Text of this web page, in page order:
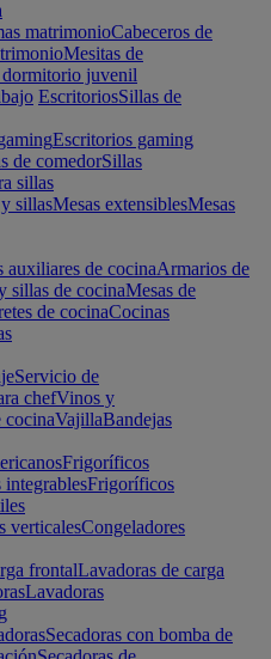
matrimonioCabeceros de
Mesitas de
juvenil
EscritoriosSillas de
Escritorios gaming
de comedorSillas
sillas
sillasMesas extensiblesMesas
auxiliares de cocinaArmarios de
sillas de cocinaMesas de
de cocinaCocinas
Servicio de
chefVinos y
cocinaVajillaBandejas
Frigoríficos
Frigoríficos
verticalesCongeladores
frontalLavadoras de carga
Lavadoras
Secadoras con bomba de